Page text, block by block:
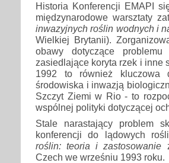
Historia Konferencji EMAPI
międzynarodowe warsztaty
inwazyjnych roślin wodnych i
Wielkiej Brytanii).
obawy dotyczące
zasiedlające koryta rzek i inne
1992 to również kluczowa
środowiska i inwazją
Szczyt Ziemi w Rio - to
wspólnej polityki dotyczącej
Stale narastający problem
konferencji do lądowych
roślin: teoria i zastosowanie
Czech we wrześniu 1993 roku.